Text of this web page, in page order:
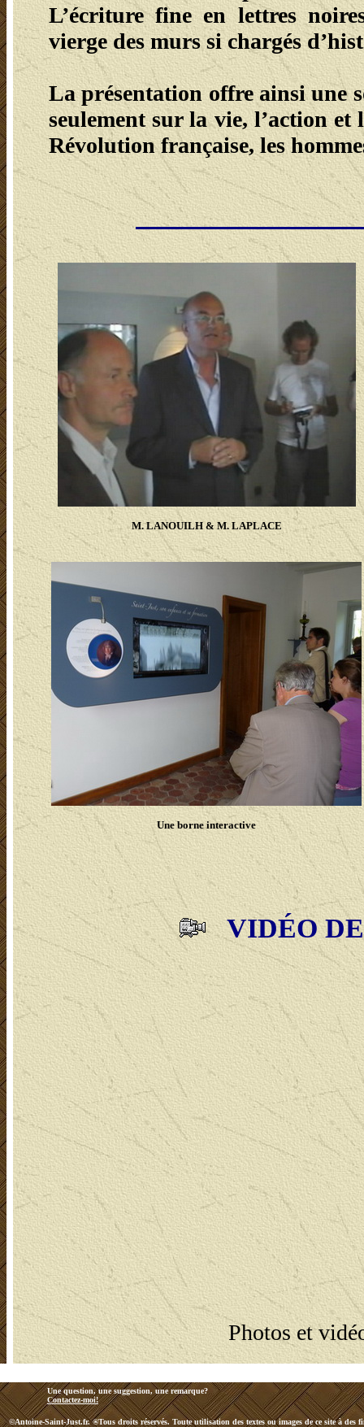
L’écriture fine en lettres
vierge des murs si chargés
La présentation offre ainsi une
seulement sur la vie, l’action et
Révolution française, les
M. LANOUILH & M. LAPLACE
Une borne interactive
VIDÉO DE
Photos et
Une question, une suggestion, une remarque?
Contactez-moi!
©Antoine-Saint-Just.fr. ®Tous droits réservés. Toute utilisation des textes ou images de ce site à